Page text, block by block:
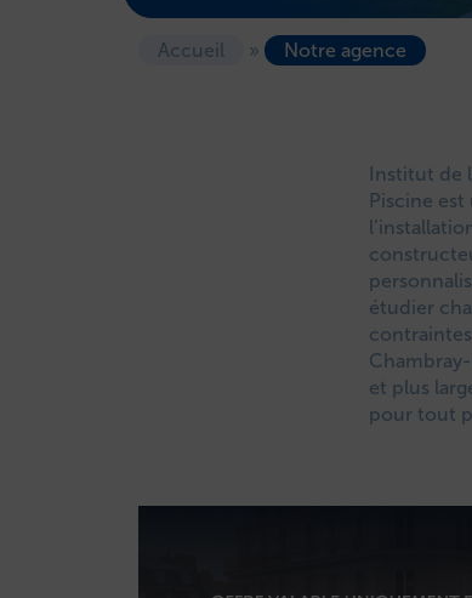
Accueil » Notre agence
Institut de
Piscine
étudier
et plus
pour tout